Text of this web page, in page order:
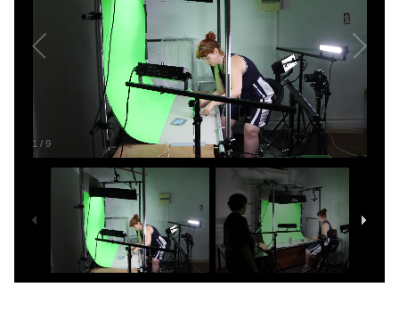
1 / 9